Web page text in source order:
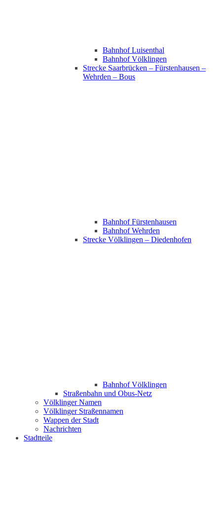
Bahnhof Luisenthal
Bahnhof Völklingen
Strecke Saarbrücken – Fürstenhausen –
Wehrden – Bous
Bahnhof Fürstenhausen
Bahnhof Wehrden
Strecke Völklingen – Diedenhofen
Bahnhof Völklingen
Straßenbahn und Obus-Netz
Völklinger Namen
Völklinger Straßennamen
Wappen der Stadt
Nachrichten
Stadtteile